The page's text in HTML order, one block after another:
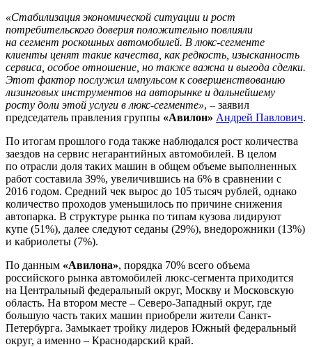
«Стабилизация экономической ситуации и рост
потребительского доверия положительно повлияли
на сегмент роскошных автомобилей. В люкс-сегменте
клиенты ценят такие качества, как редкость, изысканность
сервиса, особое отношение, но также важна и выгода сделки.
Этот фактор послужил импульсом к совершенствованию
лизинговых инструментов на авторынке и дальнейшему
росту доли этой услуги в люкс-сегменте», – заявил
председатель правления группы «Авилон» Андрей Павлович.
По итогам прошлого года также наблюдался рост количества
заездов на сервис негарантийных автомобилей. В целом
по отрасли доля таких машин в общем объеме выполненных
работ составила 39%, увеличившись на 6% в сравнении с
2016 годом. Средний чек вырос до 105 тысяч рублей, однако
количество проходов уменьшилось по причине снижения
автопарка. В структуре рынка по типам кузова лидируют
купе (51%), далее следуют седаны (29%), внедорожники (13%)
и кабриолеты (7%).
По данным «Авилона», порядка 70% всего объема
российского рынка автомобилей люкс-сегмента приходится
на Центральный федеральный округ, Москву и Московскую
область. На втором месте – Северо-Западный округ, где
большую часть таких машин приобрели жители Санкт-
Петербурга. Замыкает тройку лидеров Южный федеральный
округ, а именно – Краснодарский край.